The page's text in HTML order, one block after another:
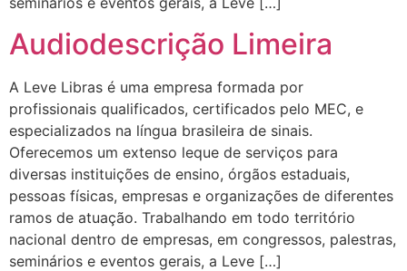
Audiodescrição Limeira
A Leve Libras é uma empresa formada por
profissionais qualificados, certificados pelo MEC, e
especializados na língua brasileira de sinais.
Oferecemos um extenso leque de serviços para
diversas instituições de ensino, órgãos estaduais,
pessoas físicas, empresas e organizações de diferentes
ramos de atuação. Trabalhando em todo território
nacional dentro de empresas, em congressos, palestras,
seminários e eventos gerais, a Leve […]